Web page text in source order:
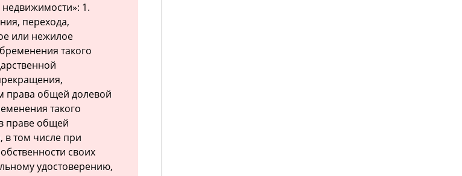
недвижимости»: 1.
перехода,
или нежилое
такого
права общей долевой
такого
праве общей
в том числе при
своих
удостоверению,